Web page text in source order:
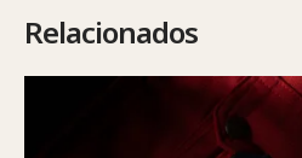
Relacionados